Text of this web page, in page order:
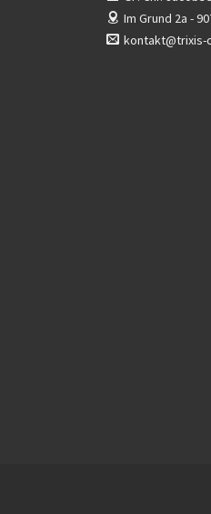
Im Grund 2a -